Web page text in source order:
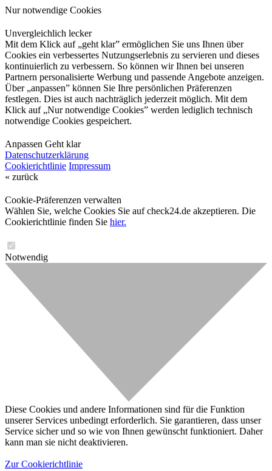
Nur notwendige Cookies
Unvergleichlich lecker
Mit dem Klick auf „geht klar” ermöglichen Sie uns Ihnen über
Cookies ein verbessertes Nutzungserlebnis zu servieren und dieses
kontinuierlich zu verbessern. So können wir Ihnen bei unseren
Partnern personalisierte Werbung und passende Angebote anzeigen.
Über „anpassen” können Sie Ihre persönlichen Präferenzen
festlegen. Dies ist auch nachträglich jederzeit möglich. Mit dem
Klick auf „Nur notwendige Cookies” werden lediglich technisch
notwendige Cookies gespeichert.
Anpassen Geht klar
Datenschutzerklärung
Cookierichtlinie Impressum
« zurück
Cookie-Präferenzen verwalten
Wählen Sie, welche Cookies Sie auf check24.de akzeptieren. Die
Cookierichtlinie finden Sie hier.
Notwendig
Diese Cookies und andere Informationen sind für die Funktion
unserer Services unbedingt erforderlich. Sie garantieren, dass unser
Service sicher und so wie von Ihnen gewünscht funktioniert. Daher
kann man sie nicht deaktivieren.
Zur Cookierichtlinie